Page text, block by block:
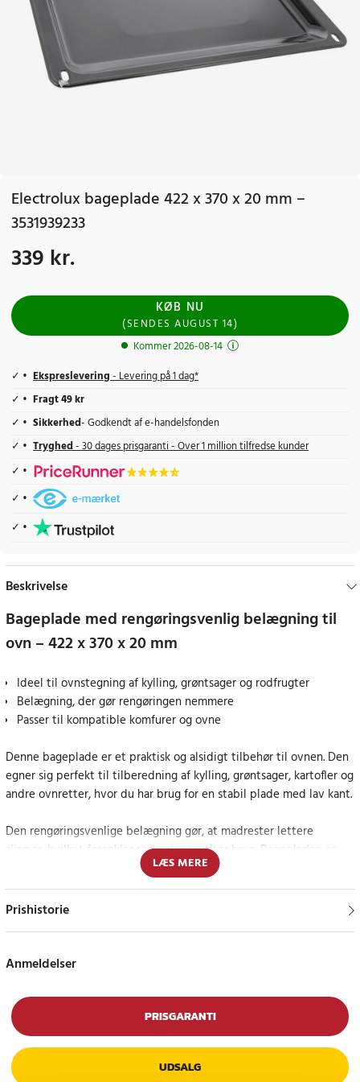
Electrolux bageplade 422 x 370 x 20 mm –
3531939233
Pris:339 kr.
339 kr.
KØB NU
(SENDES AUGUST 14)
Kommer 2026-08-14
Ekspreslevering- Levering på 1 dag*
Fragt 49 kr
Sikkerhed- Godkendt af e-handelsfonden
Tryghed- 30 dages prisgaranti - Over 1 million tilfredse kunder
Beskrivelse
Bageplade med rengøringsvenlig belægning til
ovn – 422 x 370 x 20 mm
Ideel til ovnstegning af kylling, grøntsager og rodfrugter
Belægning, der gør rengøringen nemmere
Passer til kompatible komfurer og ovne
Denne bageplade er et praktisk og alsidigt tilbehør til ovnen. Den
egner sig perfekt til tilberedning af kylling, grøntsager, kartofler og
andre ovnretter, hvor du har brug for en stabil plade med lav kant.
Den rengøringsvenlige belægning gør, at madrester lettere
slipper, hvilket forenkler rengøringen efter brug. Bagepladen er
designet til jævn varmefordeling og passer både til daglig
madlavning og større tilberedninger.
Har du behov for at udskifte en slidt bageplade eller supplere
med en ekstra plade, er dette et funktionelt og nyttigt valg til
køkkenet.
LÆS MERE
Prishistorie
Anmeldelser
PRISGARANTI
UDSALG